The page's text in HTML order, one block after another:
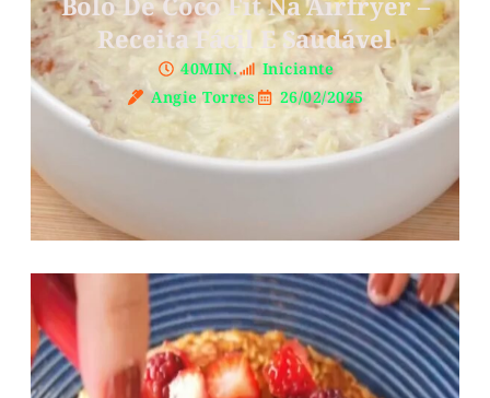
Receita Fácil E Saudável
40MIN.
Iniciante
Angie Torres
26/02/2025